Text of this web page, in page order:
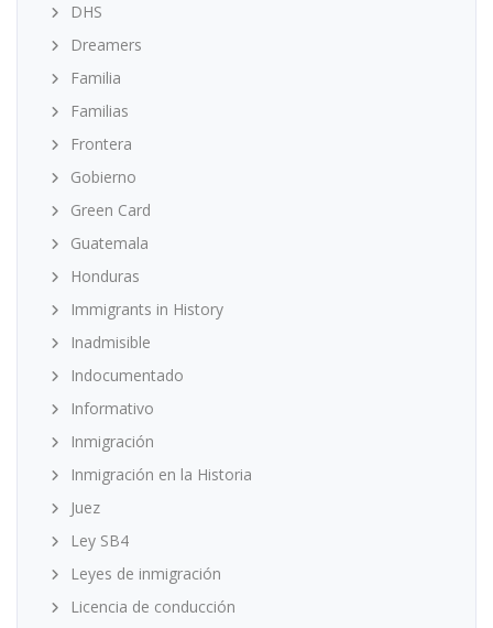
DHS
Dreamers
Familia
Familias
Frontera
Gobierno
Green Card
Guatemala
Honduras
Immigrants in History
Inadmisible
Indocumentado
Informativo
Inmigración
Inmigración en la Historia
Juez
Ley SB4
Leyes de inmigración
Licencia de conducción